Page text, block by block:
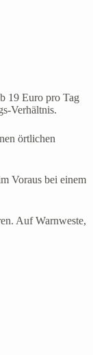
19 Euro pro Tag
Verhältnis.
örtlichen
Voraus bei einem
Auf Warnweste,